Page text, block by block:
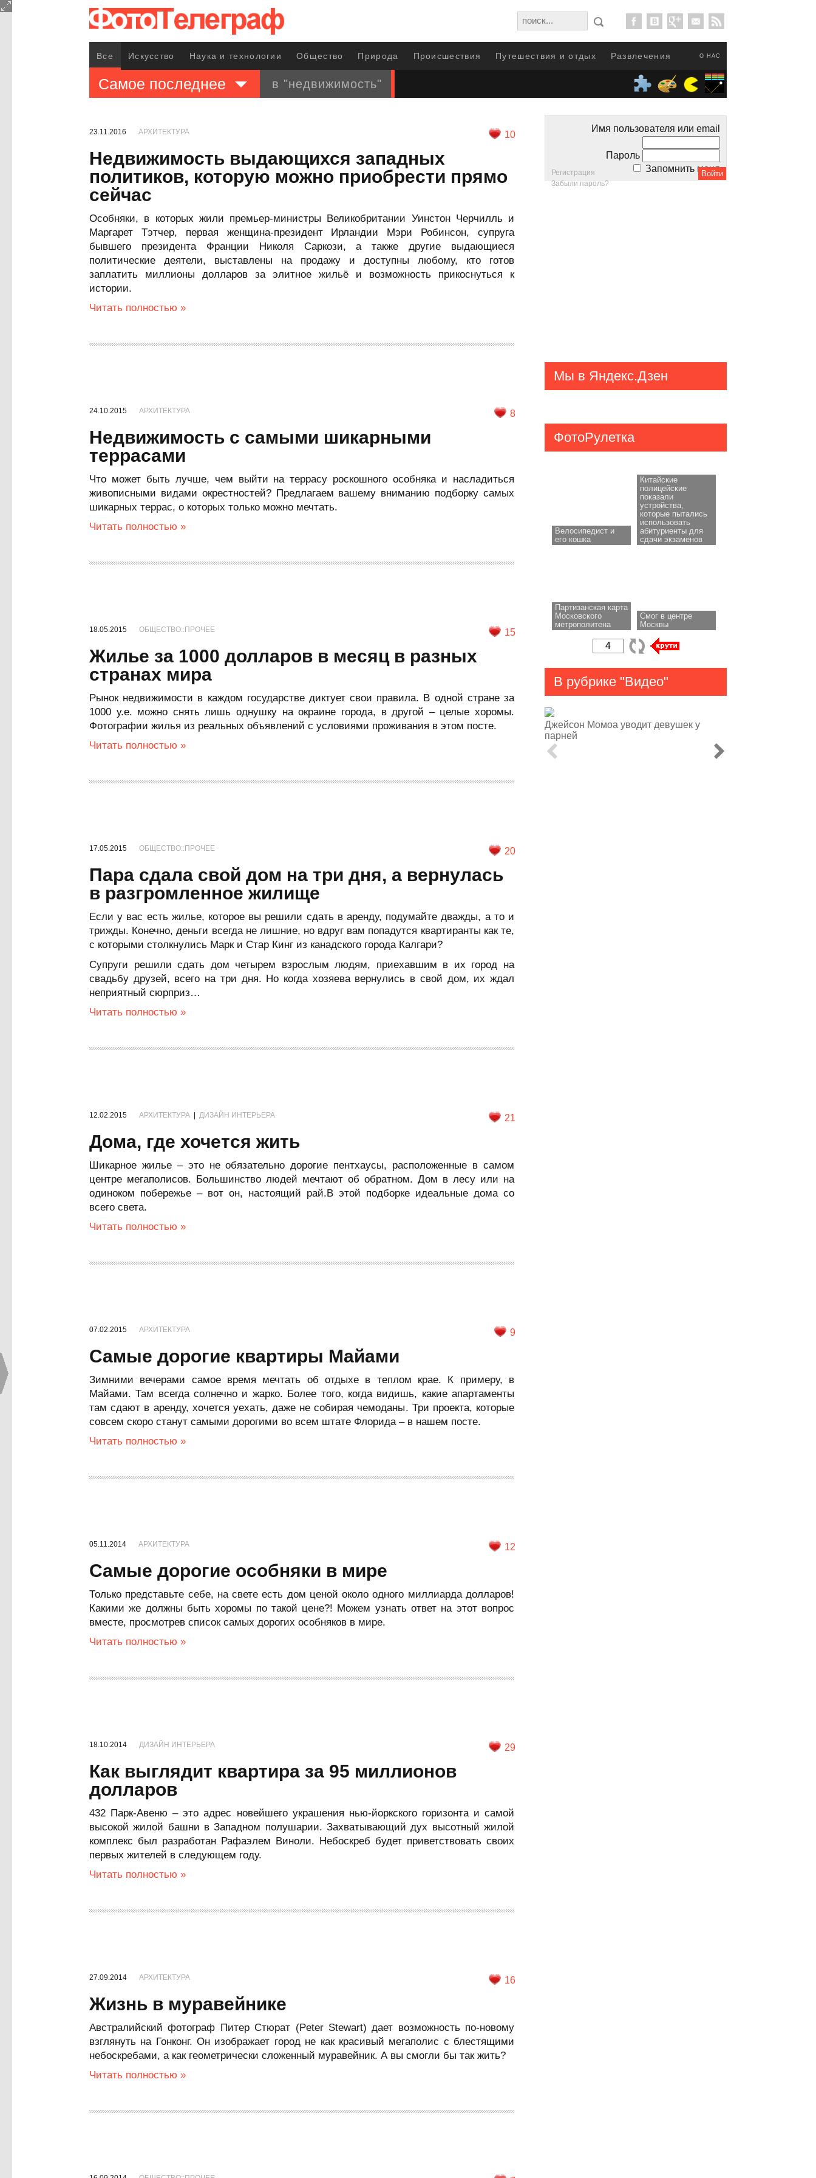
О НАС
Все Искусство Наука и технологии Общество Природа Происшествия Путешествия и отдых Развлечения
Самое последнее в "недвижимость"
23.11.2016 АРХИТЕКТУРА 10
Недвижимость выдающихся западных
политиков, которую можно приобрести прямо
сейчас
Особняки, в которых жили премьер-министры Великобритании Уинстон Черчилль и
Маргарет Тэтчер, первая женщина-президент Ирландии Мэри Робинсон, супруга
бывшего президента Франции Николя Саркози, а также другие выдающиеся
политические деятели, выставлены на продажу и доступны любому, кто готов
заплатить миллионы долларов за элитное жильё и возможность прикоснуться к
истории.
Читать полностью »
24.10.2015 АРХИТЕКТУРА 8
Недвижимость с самыми шикарными
террасами
Что может быть лучше, чем выйти на террасу роскошного особняка и насладиться
живописными видами окрестностей? Предлагаем вашему вниманию подборку самых
шикарных террас, о которых только можно мечтать.
Читать полностью »
18.05.2015 ОБЩЕСТВО::ПРОЧЕЕ 15
Жилье за 1000 долларов в месяц в разных
странах мира
Рынок недвижимости в каждом государстве диктует свои правила. В одной стране за
1000 у.е. можно снять лишь однушку на окраине города, в другой – целые хоромы.
Фотографии жилья из реальных объявлений с условиями проживания в этом посте.
Читать полностью »
17.05.2015 ОБЩЕСТВО::ПРОЧЕЕ 20
Пара сдала свой дом на три дня, а вернулась
в разгромленное жилище
Если у вас есть жилье, которое вы решили сдать в аренду, подумайте дважды, а то и
трижды. Конечно, деньги всегда не лишние, но вдруг вам попадутся квартиранты как те,
с которыми столкнулись Марк и Стар Кинг из канадского города Калгари?
Супруги решили сдать дом четырем взрослым людям, приехавшим в их город на
свадьбу друзей, всего на три дня. Но когда хозяева вернулись в свой дом, их ждал
неприятный сюрприз…
Читать полностью »
12.02.2015 АРХИТЕКТУРА ДИЗАЙН ИНТЕРЬЕРА 21
Дома, где хочется жить
Шикарное жилье – это не обязательно дорогие пентхаусы, расположенные в самом
центре мегаполисов. Большинство людей мечтают об обратном. Дом в лесу или на
одиноком побережье – вот он, настоящий рай.В этой подборке идеальные дома со
всего света.
Читать полностью »
07.02.2015 АРХИТЕКТУРА 9
Самые дорогие квартиры Майами
Зимними вечерами самое время мечтать об отдыхе в теплом крае. К примеру, в
Майами. Там всегда солнечно и жарко. Более того, когда видишь, какие апартаменты
там сдают в аренду, хочется уехать, даже не собирая чемоданы. Три проекта, которые
совсем скоро станут самыми дорогими во всем штате Флорида – в нашем посте.
Читать полностью »
05.11.2014 АРХИТЕКТУРА 12
Самые дорогие особняки в мире
Только представьте себе, на свете есть дом ценой около одного миллиарда долларов!
Какими же должны быть хоромы по такой цене?! Можем узнать ответ на этот вопрос
вместе, просмотрев список самых дорогих особняков в мире.
Читать полностью »
18.10.2014 ДИЗАЙН ИНТЕРЬЕРА 29
Как выглядит квартира за 95 миллионов
долларов
432 Парк-Авеню – это адрес новейшего украшения нью-йоркского горизонта и самой
высокой жилой башни в Западном полушарии. Захватывающий дух высотный жилой
комплекс был разработан Рафаэлем Виноли. Небоскреб будет приветствовать своих
первых жителей в следующем году.
Читать полностью »
27.09.2014 АРХИТЕКТУРА 16
Жизнь в муравейнике
Австралийский фотограф Питер Стюрат (Peter Stewart) дает возможность по-новому
взглянуть на Гонконг. Он изображает город не как красивый мегаполис с блестящими
небоскребами, а как геометрически сложенный муравейник. А вы смогли бы так жить?
Читать полностью »
Имя пользователя или email
Пароль
Запомнить меня
Регистрация
Забыли пароль?
Мы в Яндекс.Дзен
ФотоРулетка
Велосипедист и
его кошка
Китайские
полицейские
показали
устройства,
которые пытались
использовать
абитуриенты для
сдачи экзаменов
Партизанская карта
Московского
метрополитена
Смог в центре
Москвы
В рубрике "Видео"
Джейсон Момоа уводит девушек у
парней